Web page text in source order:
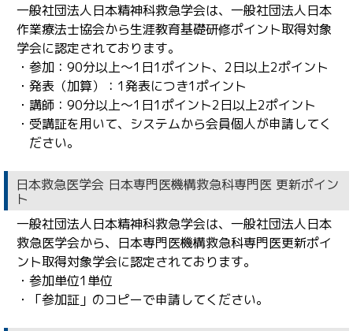
一般社団法人日本精神科救急学会は、一般社団法人日本
作業療法士協会から生涯教育基礎研修ポイント取得対象
学会に認定されております。
・参加：90分以上〜1日1ポイント、2日以上2ポイント
・発表（加算）：1発表につき1ポイント
・講師：90分以上〜1日1ポイント2日以上2ポイント
・受講証を用いて、システムから会員個人が申請してく
ださい。
日本救急医学会 日本専門医機構救急科専門医 更新ポイン
ト
一般社団法人日本精神科救急学会は、一般社団法人日本
救急医学会から、日本専門医機構救急科専門医更新ポイ
ント取得対象学会に認定されております。
・参加単位1単位
・「参加証」のコピーで申請してください。